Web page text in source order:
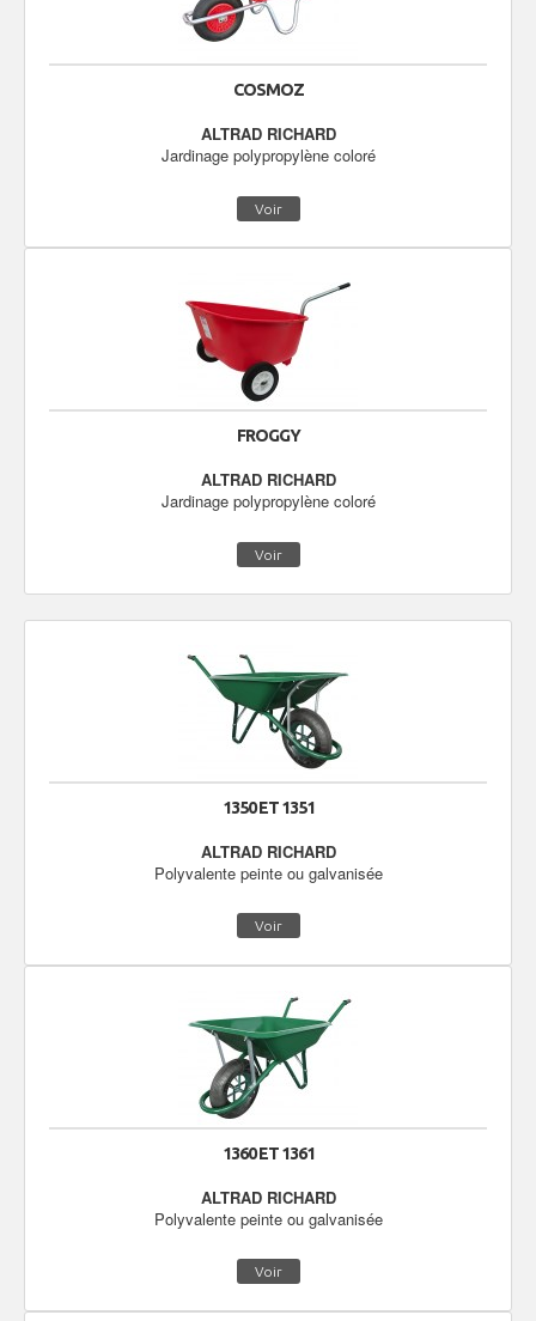
COSMOZ
ALTRAD RICHARD
Jardinage polypropylène coloré
Voir
FROGGY
ALTRAD RICHARD
Jardinage polypropylène coloré
Voir
1350 ET 1351
ALTRAD RICHARD
Polyvalente peinte ou galvanisée
Voir
1360 ET 1361
ALTRAD RICHARD
Polyvalente peinte ou galvanisée
Voir